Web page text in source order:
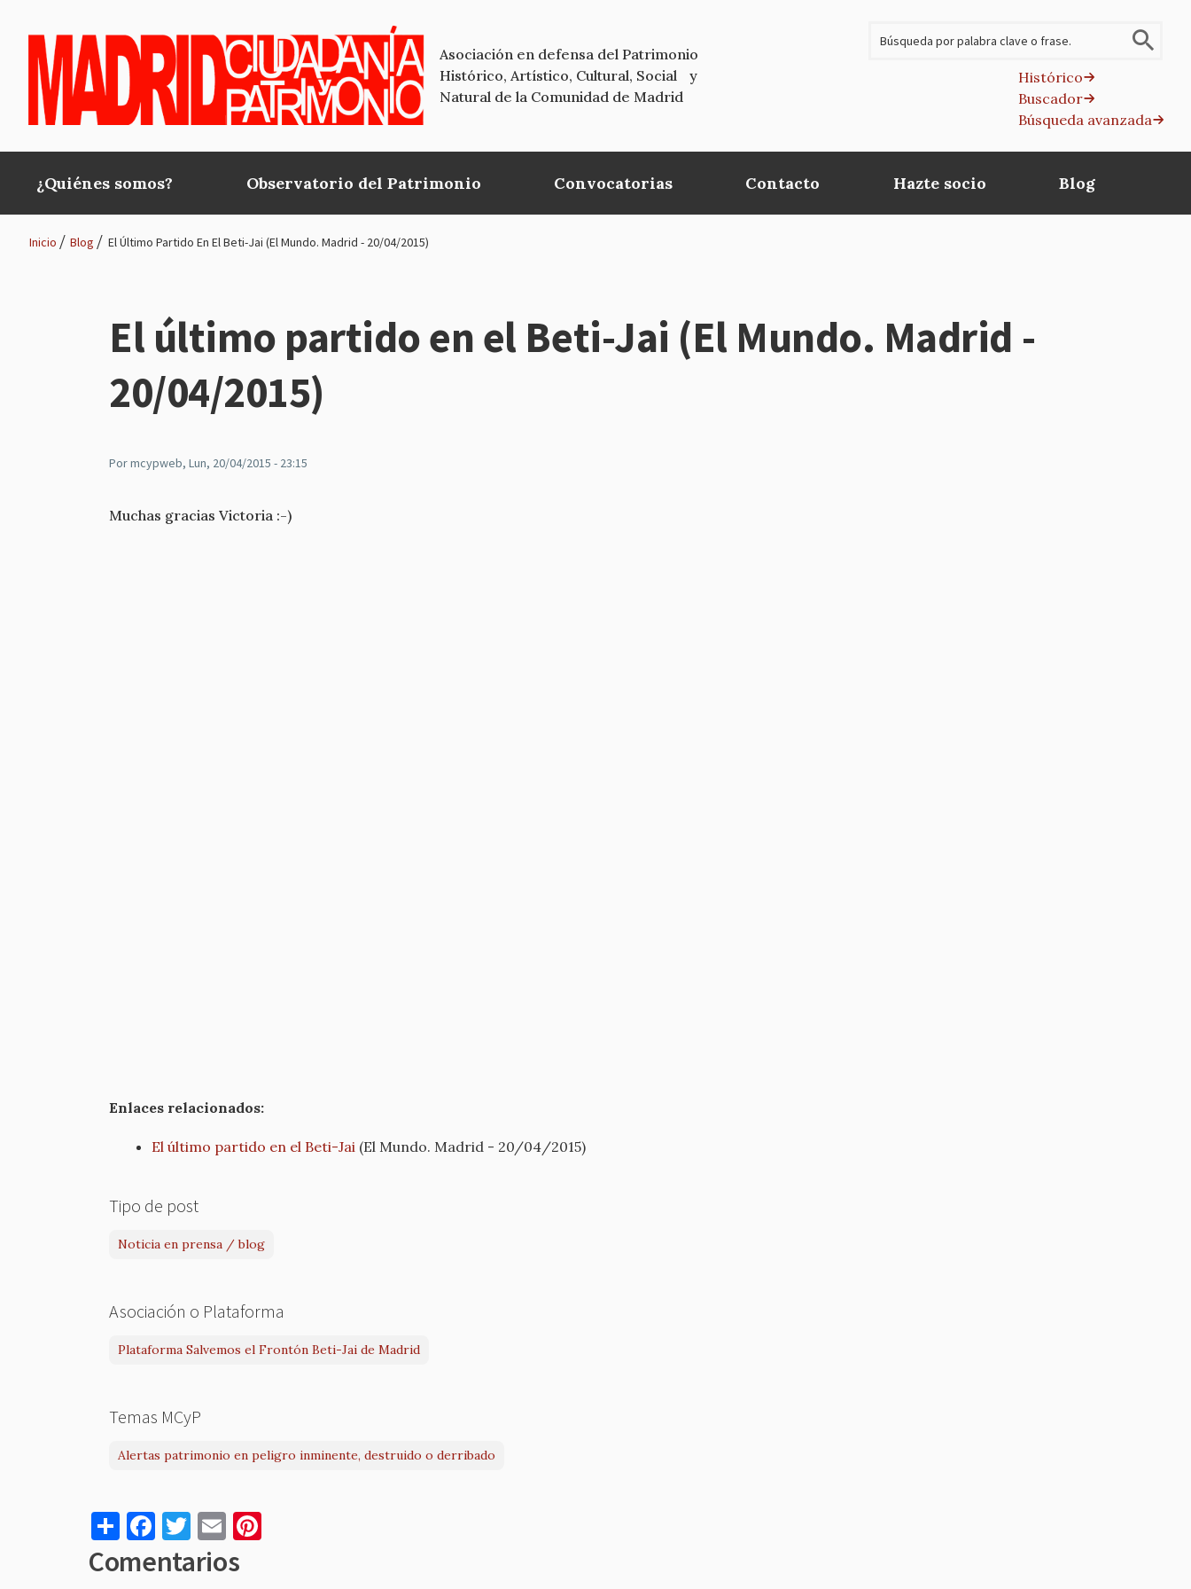
Asociación en defensa del Patrimonio
Histórico, Artístico, Cultural, Social y
Natural de la Comunidad de Madrid
Histórico
Buscador
Búsqueda avanzada
Main
navigation
¿Quiénes somos? Observatorio del Patrimonio Convocatorias Contacto Hazte socio Blog
navegación
Inicio Blog El Último Partido En El Beti-Jai (El Mundo. Madrid - 20/04/2015)
El último partido en el Beti-Jai (El Mundo. Madrid -
20/04/2015)
Pormcypweb, Lun, 20/04/2015 - 23:15
Muchas gracias Victoria :-)
Enlaces relacionados:
El último partido en el Beti-Jai (El Mundo. Madrid - 20/04/2015)
Tipo de post
Noticia en prensa / blog
Asociación o Plataforma
Plataforma Salvemos el Frontón Beti-Jai de Madrid
Temas MCyP
Alertas patrimonio en peligro inminente, destruido o derribado
S
h
ar
F
a
c
T
w
it
E
m
ai
Comentarios